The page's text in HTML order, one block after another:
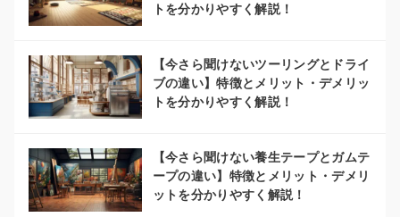
トを分かりやすく解説！
【今さら聞けないツーリングとドライ
ブの違い】特徴とメリット・デメリッ
トを分かりやすく解説！
【今さら聞けない養生テープとガムテ
ープの違い】特徴とメリット・デメリ
ットを分かりやすく解説！